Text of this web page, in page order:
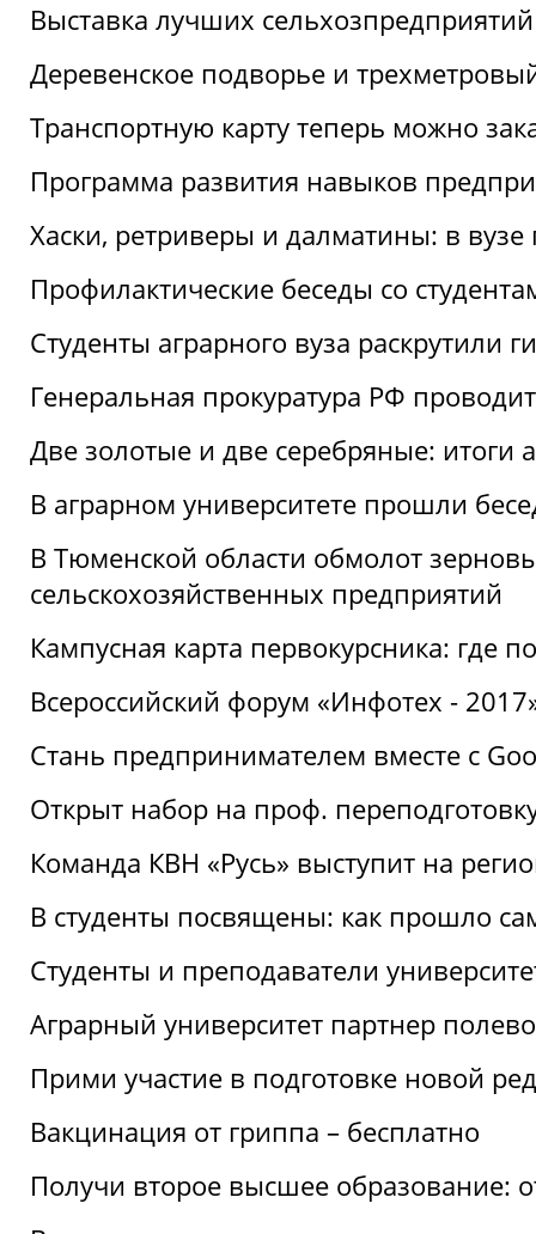
Выставка лучших
Деревенское подворье и
Транспортную карту теперь можно
Программа развития навыков
Хаски, ретриверы и далматины: в вузе
Профилактические беседы со
Студенты аграрного вуза раскрутили
Генеральная прокуратура РФ
Две золотые и две серебряные:
В аграрном университете прошли
В Тюменской области обмолот
сельскохозяйственных предприятий
Кампусная карта первокурсника: где
Всероссийский форум «Инфотех -
Стань предпринимателем вместе с
Открыт набор на проф.
Команда КВН «Русь» выступит на
В студенты посвящены: как прошло
Студенты и преподаватели
Аграрный университет партнер
Прими участие в подготовке новой
Вакцинация от гриппа – бесплатно
Получи второе высшее образование: